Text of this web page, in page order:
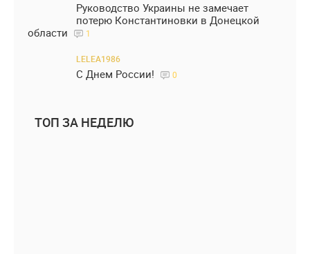
Руководство Украины не замечает
потерю Константиновки в Донецкой
области
1
LELEA1986
С Днем России! 0
ТОП ЗА НЕДЕЛЮ